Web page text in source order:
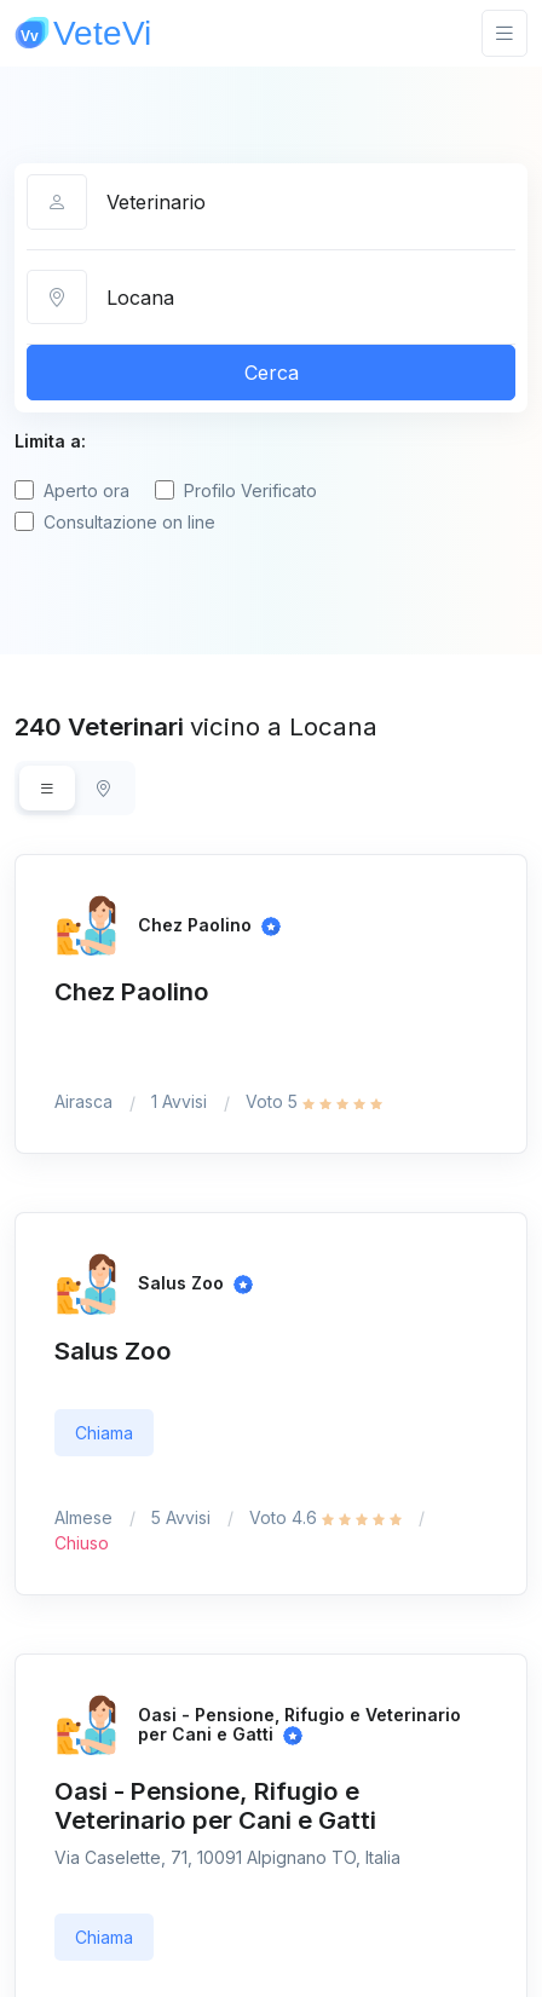
Cerca
Limita a:
Aperto ora
Profilo Verificato
Consultazione on line
240 Veterinari vicino a Locana
Chez Paolino
Chez Paolino
Airasca 1 Avvisi Voto 5
Salus Zoo
Salus Zoo
Chiama
Almese 5 Avvisi
Voto 4.6
Chiuso
Oasi - Pensione, Rifugio e Veterinario
per Cani e Gatti
Oasi - Pensione, Rifugio e
Veterinario per Cani e Gatti
Via Caselette, 71, 10091 Alpignano TO, Italia
Chiama